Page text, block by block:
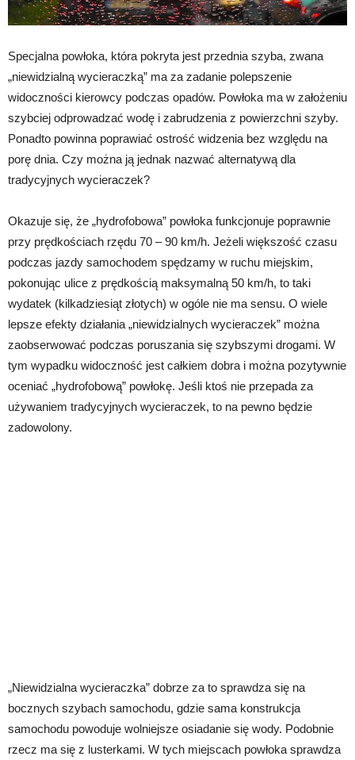
Specjalna powłoka, która pokryta jest przednia szyba, zwana
„niewidzialną wycieraczką” ma za zadanie polepszenie
widoczności kierowcy podczas opadów. Powłoka ma w założeniu
szybciej odprowadzać wodę i zabrudzenia z powierzchni szyby.
Ponadto powinna poprawiać ostrość widzenia bez względu na
porę dnia. Czy można ją jednak nazwać alternatywą dla
tradycyjnych wycieraczek?
Okazuje się, że „hydrofobowa” powłoka funkcjonuje poprawnie
przy prędkościach rzędu 70 – 90 km/h. Jeżeli większość czasu
podczas jazdy samochodem spędzamy w ruchu miejskim,
pokonując ulice z prędkością maksymalną 50 km/h, to taki
wydatek (kilkadziesiąt złotych) w ogóle nie ma sensu. O wiele
lepsze efekty działania „niewidzialnych wycieraczek” można
zaobserwować podczas poruszania się szybszymi drogami. W
tym wypadku widoczność jest całkiem dobra i można pozytywnie
oceniać „hydrofobową” powłokę. Jeśli ktoś nie przepada za
używaniem tradycyjnych wycieraczek, to na pewno będzie
zadowolony.
„Niewidzialna wycieraczka” dobrze za to sprawdza się na
bocznych szybach samochodu, gdzie sama konstrukcja
samochodu powoduje wolniejsze osiadanie się wody. Podobnie
rzecz ma się z lusterkami. W tych miejscach powłoka sprawdza